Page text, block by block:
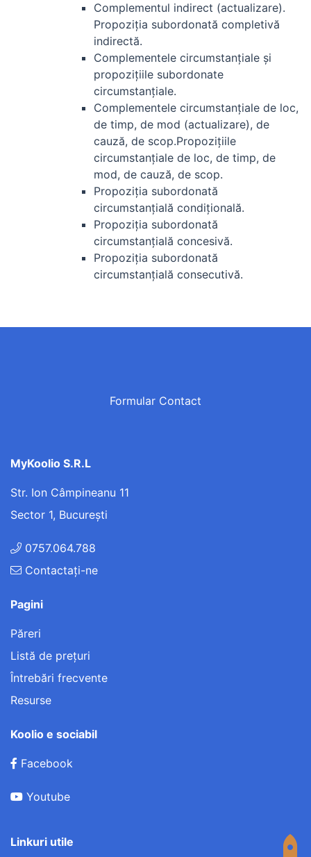
Complementul indirect (actualizare).
Propoziţia subordonată completivă
indirectă.
Complementele circumstanţiale şi
propoziţiile subordonate
circumstanţiale.
Complementele circumstanţiale de loc,
de timp, de mod (actualizare), de
cauză, de scop.Propoziţiile
circumstanţiale de loc, de timp, de
mod, de cauză, de scop.
Propoziţia subordonată
circumstanţială condiţională.
Propoziţia subordonată
circumstanţială concesivă.
Propoziţia subordonată
circumstanţială consecutivă.
Formular Contact
MyKoolio S.R.L
Str. Ion Câmpineanu 11
Sector 1, București
0757.064.788
Contactați-ne
Pagini
Păreri
Listă de preţuri
Întrebări frecvente
Resurse
Koolio e sociabil
Facebook
Youtube
Linkuri utile